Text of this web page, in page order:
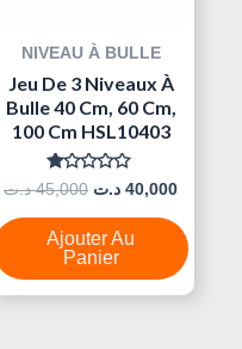
NIVEAU À BULLE
Jeu De 3 Niveaux À
Bulle 40 Cm, 60 Cm,
100 Cm HSL10403
Note
0
Sur
5
45,000 د.ت 40,000 د.ت
Ajouter Au
Panier